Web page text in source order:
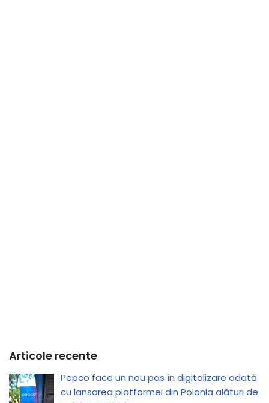
Articole recente
Pepco face un nou pas în digitalizare odată
cu lansarea platformei din Polonia alături de